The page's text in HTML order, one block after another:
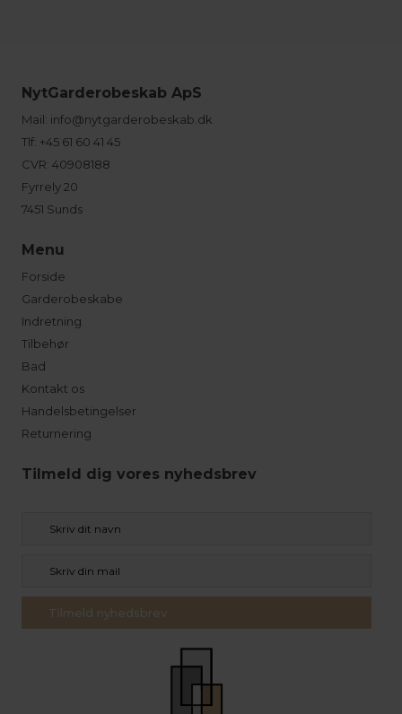
NytGarderobeskab ApS
Mail: info@nytgarderobeskab.dk
Tlf: +45 61 60 41 45
CVR: 40908188
Fyrrely 20
7451 Sunds
Menu
Forside
Garderobeskabe
Indretning
Tilbehør
Bad
Kontakt os
Handelsbetingelser
Returnering
Tilmeld dig vores nyhedsbrev